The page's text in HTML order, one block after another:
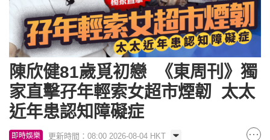
陳欣健81歲覓初戀 《東周刊》獨
家直擊孖年輕索女超市煙韌 太太
近年患認知障礙症
即時娛樂 更新時間：08:00 2026-08-04 HKT